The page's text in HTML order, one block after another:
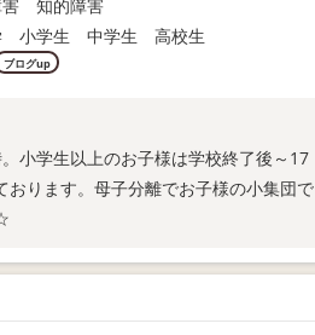
害 知的障害
小学生 中学生 高校生
ブログup
小学生以上のお子様は学校終了後～17
ります。母子分離でお子様の小集団で